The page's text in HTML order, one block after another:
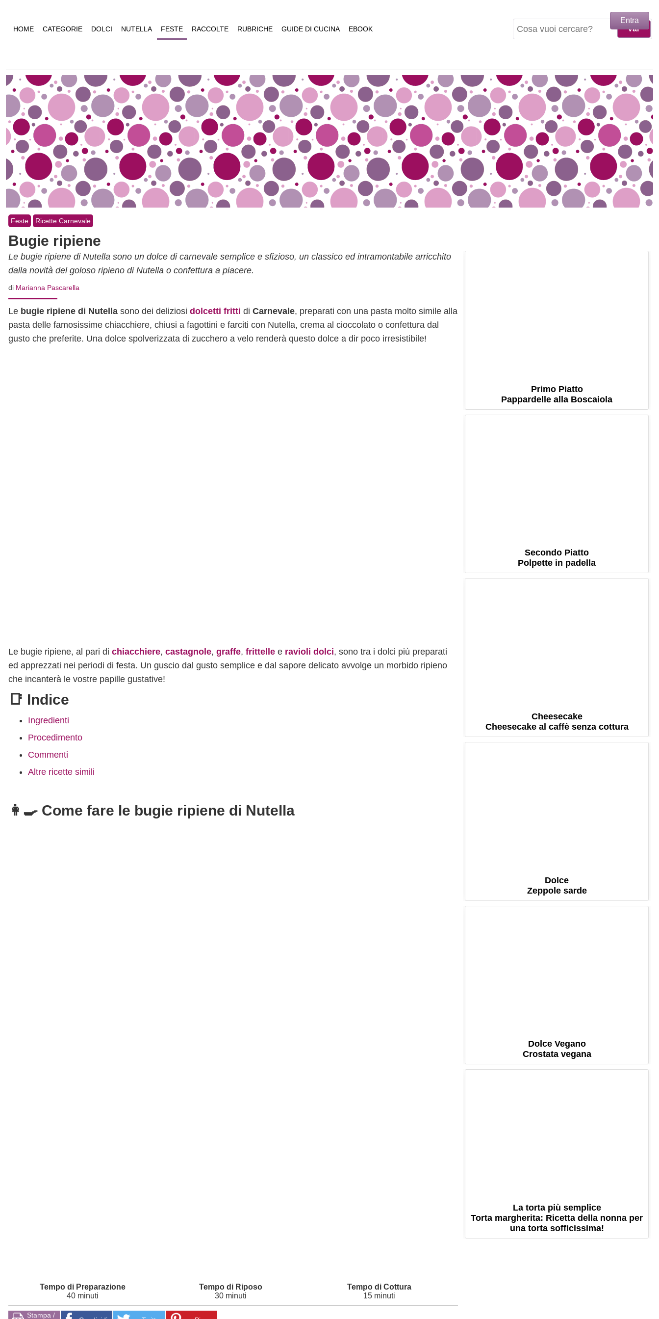
HOME CATEGORIE DOLCI NUTELLA FESTE RACCOLTE RUBRICHE GUIDE DI CUCINA EBOOK
Feste Ricette Carnevale
Bugie ripiene
Le bugie ripiene di Nutella sono un dolce di carnevale semplice e sfizioso, un classico ed intramontabile arricchito
dalla novità del goloso ripieno di Nutella o confettura a piacere.
di Marianna Pascarella
Le bugie ripiene di Nutella sono dei deliziosi dolcetti fritti di Carnevale, preparati con una pasta molto simile alla
pasta delle famosissime chiacchiere, chiusi a fagottini e farciti con Nutella, crema al cioccolato o confettura dal
gusto che preferite. Una dolce spolverizzata di zucchero a velo renderà questo dolce a dir poco irresistibile!
Le bugie ripiene, al pari di chiacchiere, castagnole, graffe, frittelle e ravioli dolci, sono tra i dolci più preparati
ed apprezzati nei periodi di festa. Un guscio dal gusto semplice e dal sapore delicato avvolge un morbido ripieno
che incanterà le vostre papille gustative!
📑 Indice
Ingredienti
Procedimento
Commenti
Altre ricette simili
👩‍🍳 Come fare le bugie ripiene di Nutella
40 minuti 30 minuti 15 minuti
Stampa /
Primo Piatto
Pappardelle alla Boscaiola
Secondo Piatto
Polpette in padella
Cheesecake
Cheesecake al caffè senza cottura
Dolce
Zeppole sarde
Dolce Vegano
Crostata vegana
La torta più semplice
Torta margherita: Ricetta della nonna per
una torta sofficissima!
Entra